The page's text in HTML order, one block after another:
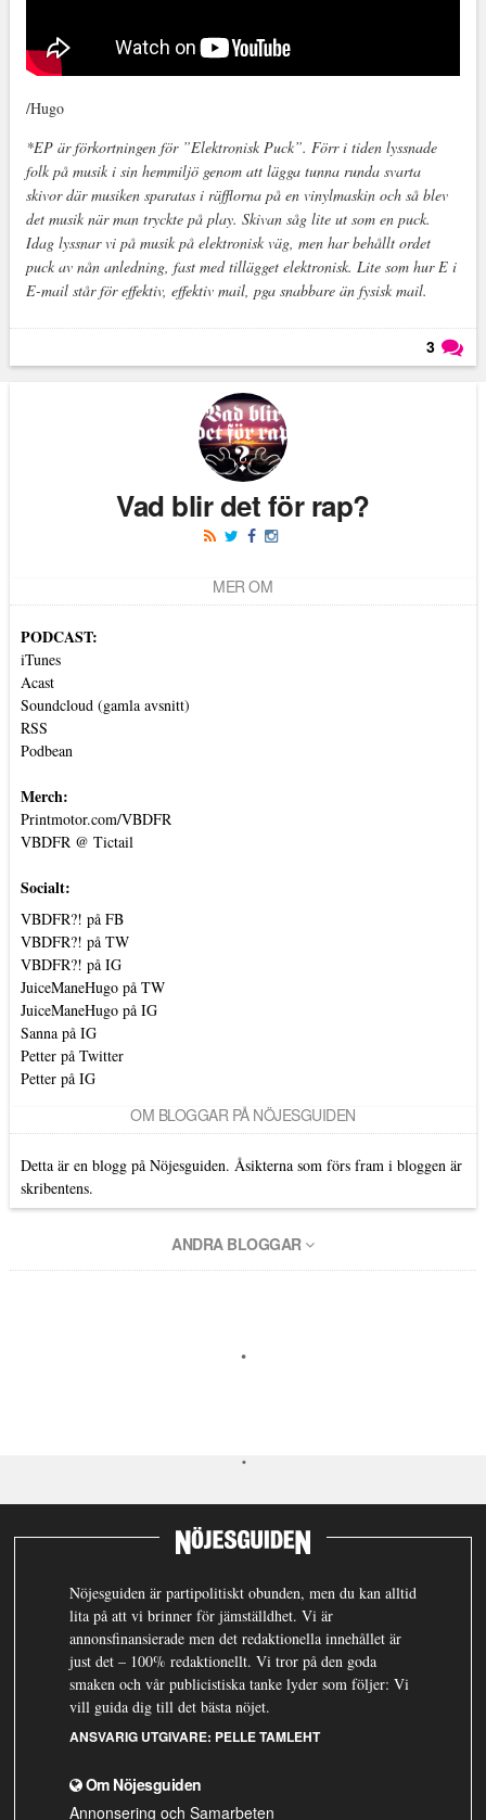
/Hugo
*EP är förkortningen för ”Elektronisk Puck”. Förr i tiden lyssnade
folk på musik i sin hemmiljö genom att lägga tunna runda svarta
skivor där musiken sparatas i räfflorna på en vinylmaskin och så blev
det musik när man tryckte på play. Skivan såg lite ut som en puck.
Idag lyssnar vi på musik på elektronisk väg, men har behållt ordet
puck av nån anledning, fast med tillägget elektronisk. Lite som hur E i
E-mail står för effektiv, effektiv mail, pga snabbare än fysisk mail.
3
Vad blir det för rap?
MER OM
PODCAST:
iTunes
Acast
Soundcloud (gamla avsnitt)
RSS
Podbean
Merch:
Printmotor.com/VBDFR
VBDFR @ Tictail
Socialt:
VBDFR?! på FB
VBDFR?! på TW
VBDFR?! på IG
JuiceManeHugo på TW
JuiceManeHugo på IG
Sanna på IG
Petter på Twitter
Petter på IG
OM BLOGGAR PÅ NÖJESGUIDEN
Detta är en blogg på Nöjesguiden. Åsikterna som förs fram i bloggen är
skribentens.
ANDRA BLOGGAR
Nöjesguiden är partipolitiskt obunden, men du kan alltid
lita på att vi brinner för jämställdhet. Vi är
annonsfinansierade men det redaktionella innehållet är
just det – 100% redaktionellt. Vi tror på den goda
smaken och vår publicistiska tanke lyder som följer: Vi
vill guida dig till det bästa nöjet.
ANSVARIG UTGIVARE: PELLE TAMLEHT
Om Nöjesguiden
Annonsering och Samarbeten